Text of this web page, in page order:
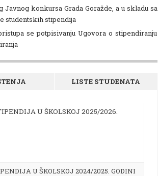
konkursa Grada Goražde, a u skladu sa
studentskih stipendija
se potpisivanju Ugovora o stipendiranju
LISTE STUDENATA
U ŠKOLSKOJ 2025/2026.
U ŠKOLSKOJ 2024/2025. GODINI